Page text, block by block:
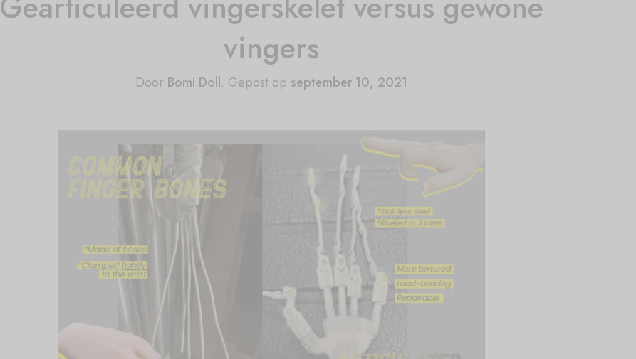
vingers
Door Bomi Doll. Gepost op september 10, 2021